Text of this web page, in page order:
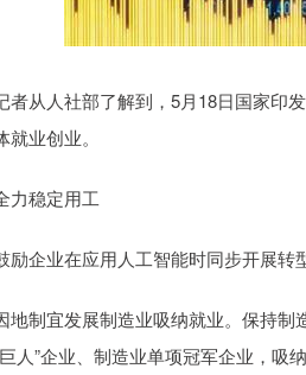
从人社部了解到，5月18日国家印发
就业创业。
稳定用工
企业在应用人工智能时同步开展转
制宜发展制造业吸纳就业。保持制
人”企业、制造业单项冠军企业，吸
深证成指 14106.46 -